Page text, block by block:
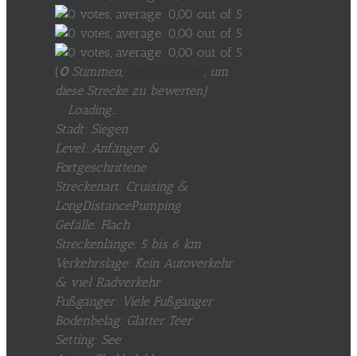
(0Stimmen,
, um
diese Strecke zu bewerten)
Loading...
Stadt: Siegen
Level: Anfänger &
Fortgeschrittene
Streckenart: Cruising &
LongDistancePumping
Gefälle: Flach
Streckenlänge: 5 bis 6 km
Verkehrslage: Kein Autoverkehr
& viel Radverkehr
Fußgänger: Viele Fußgänger
Bodenbelag: Glatter Teer
Setting: See